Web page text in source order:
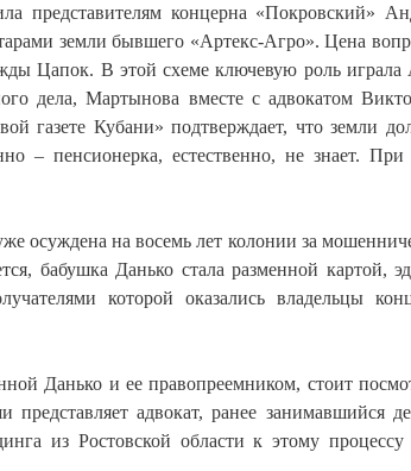
представителям концерна «Покровский»
земли бывшего «Артекс-Агро». Цена
Цапок. В этой схеме ключевую роль играла
дела, Мартынова вместе с адвокатом
газете Кубани» подтверждает, что земли
– пенсионерка, естественно, не знает. При
осуждена на восемь лет колонии за
бабушка Данько стала разменной картой,
которой оказались владельцы
Данько и ее правопреемником, стоит
адвокат, ранее занимавшийся
из Ростовской области к этому